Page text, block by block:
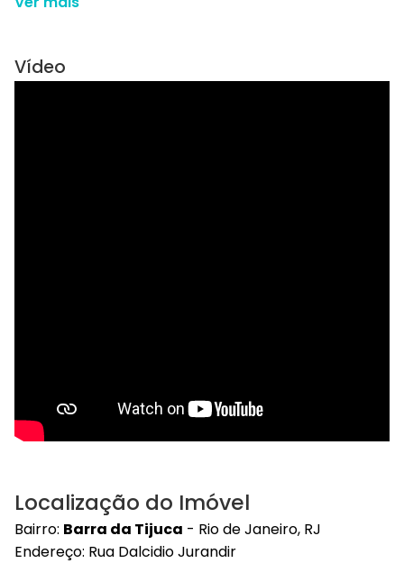
Vídeo
Localização do Imóvel
Bairro: Barra da Tijuca - Rio de Janeiro, RJ
Endereço: Rua Dalcidio Jurandir